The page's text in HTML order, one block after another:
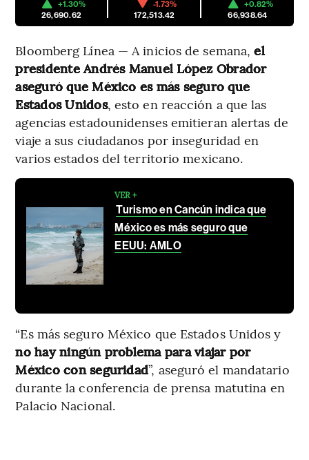
+1.30%
26,690.62
-1.73%
172,513.42
+0.82%
66,938.64
Bloomberg Línea — A inicios de semana,el
presidente Andrés Manuel López Obrador
aseguró que México es más seguro que
Estados Unidos, esto en reacción a que las
agencias estadounidenses emitieran alertas de
viaje a sus ciudadanos por inseguridad en
varios estados del territorio mexicano.
VER +
Turismo en Cancún indica que
México es más seguro que
EEUU: AMLO
“Es más seguro México que Estados Unidos y
no hay ningún problema para viajar por
México con seguridad”, aseguró el mandatario
durante la conferencia de prensa matutina en
Palacio Nacional.